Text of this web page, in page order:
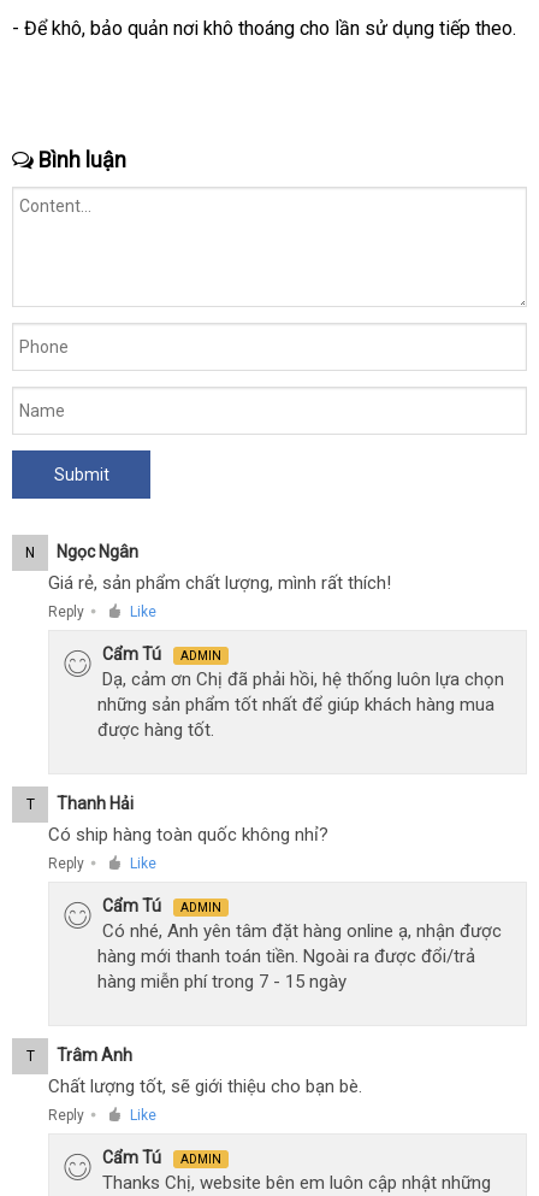
- Để khôsửa
, bảo quản nơi khô thoáng cho lần sử dụng xưởng
tiếp theo.
Bình luận
N Ngọc Ngân
Giá rẻ, sản phẩm chất lượng, mình rất thích!
Reply ● Like
Cẩm Tú ADMIN
Dạ, cảm ơn Chị đã phải hồi, hệ thống luôn lựa chọn
những sản phẩm tốt nhất để giúp khách hàng mua
được hàng tốt.
T Thanh Hải
Có ship hàng toàn quốc không nhỉ?
Reply ● Like
Cẩm Tú ADMIN
Có nhé, Anh yên tâm đặt hàng online ạ, nhận được
hàng mới thanh toán tiền. Ngoài ra được đổi/trả
hàng miễn phí trong 7 - 15 ngày
T Trâm Anh
Chất lượng tốt, sẽ giới thiệu cho bạn bè.
Reply ● Like
Cẩm Tú ADMIN
Thanks Chị, website bên em luôn cập nhật những